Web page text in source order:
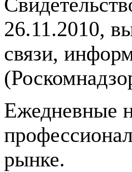
26.11.2010,
связи,
Ежедневные
рынке.